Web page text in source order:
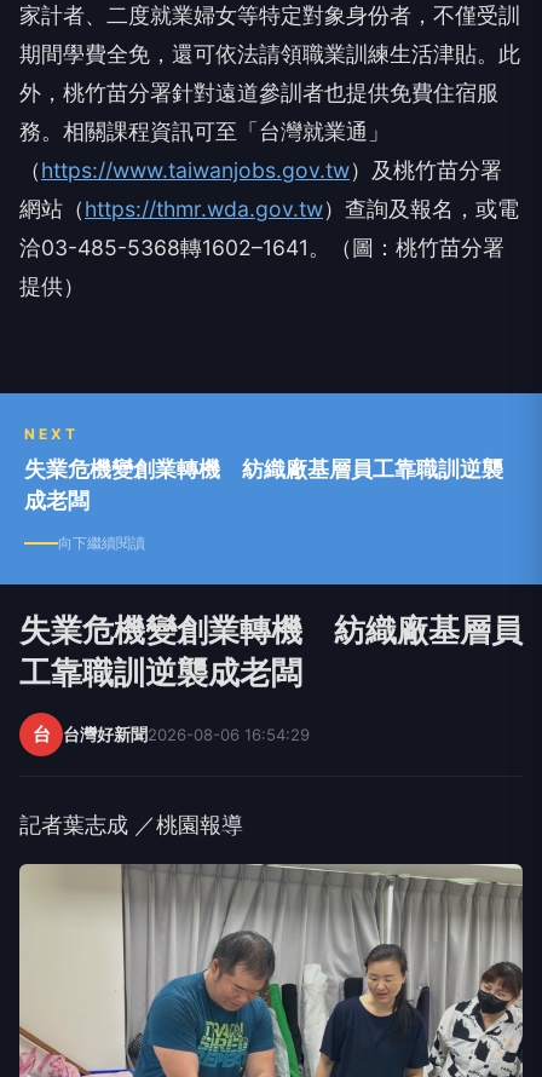
家計者、二度就業婦女等特定對象身份者，不僅受訓
期間學費全免，還可依法請領職業訓練生活津貼。此
外，桃竹苗分署針對遠道參訓者也提供免費住宿服
務。相關課程資訊可至「台灣就業通」
（https://www.taiwanjobs.gov.tw）及桃竹苗分署
網站（https://thmr.wda.gov.tw）查詢及報名，或電
洽03-485-5368轉1602–1641。（圖：桃竹苗分署
提供）
NEXT
失業危機變創業轉機 紡織廠基層員工靠職訓逆襲
成老闆
向下繼續閱讀
失業危機變創業轉機 紡織廠基層員
工靠職訓逆襲成老闆
台 台灣好新聞2026-08-06 16:54:29
記者葉志成 ／桃園報導